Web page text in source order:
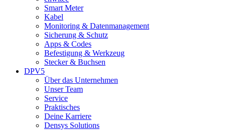
Smart Meter
Kabel
Monitoring & Datenmanagement
Sicherung & Schutz
Apps & Codes
Befestigung & Werkzeug
Stecker & Buchsen
DPV5
Über das Unternehmen
Unser Team
Service
Praktisches
Deine Karriere
Densys Solutions